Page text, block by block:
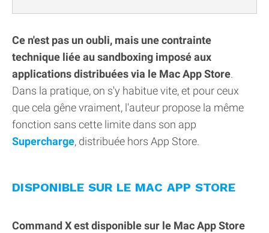
Ce n'est pas un oubli, mais une contrainte
technique liée au sandboxing imposé aux
applications distribuées via le Mac App Store.
Dans la pratique, on s'y habitue vite, et pour ceux
que cela gêne vraiment, l'auteur propose la même
fonction sans cette limite dans son app
Supercharge, distribuée hors App Store.
DISPONIBLE SUR LE MAC APP STORE
Command X est disponible sur le Mac App Store